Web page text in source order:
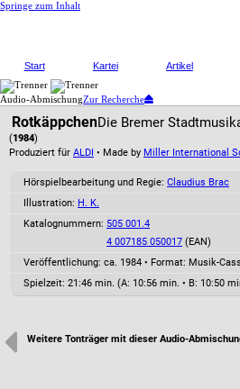
Springe zum Inhalt
Start Kartei Artikel
Audio-AbmischungZur Recherche
RotkäppchenDie Bremer
(1984)
Produziert für ALDI • Made by Miller International
Hörspielbearbeitung und Regie: Claudius Brac
Illustration: H. K.
Katalognummern: 505 001.4
4 007185 050017 (EAN)
Veröffentlichung: ca. 1984 • Format: Musik-
Spielzeit: 21:46 min. (A: 10:56 min. • B: 10:50
Weitere Tonträger mit dieser Audio-